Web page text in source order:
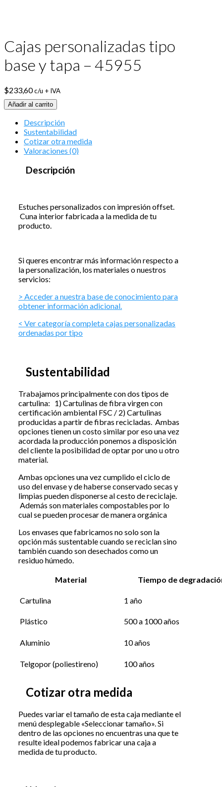
Cajas personalizadas tipo
base y tapa – 45955
$233,60c/u + IVA
Añadir al carrito
Descripción
Sustentabilidad
Cotizar otra medida
Valoraciones (0)
Descripción
Estuches personalizados con impresión offset.
Cuna interior fabricada a la medida de tu
producto.
Si queres encontrar más información respecto a
la personalización, los materiales o nuestros
servicios:
> Acceder a nuestra base de conocimiento para
obtener información adicional.
< Ver categoría completa cajas personalizadas
ordenadas por tipo
Sustentabilidad
Trabajamos principalmente con dos tipos de
cartulina: 1) Cartulinas de fibra virgen con
certificación ambiental FSC / 2) Cartulinas
producidas a partir de fibras recicladas. Ambas
opciones tienen un costo similar por eso una vez
acordada la producción ponemos a disposición
del cliente la posibilidad de optar por uno u otro
material.
Ambas opciones una vez cumplido el ciclo de
uso del envase y de haberse conservado secas y
limpias pueden disponerse al cesto de reciclaje.
Además son materiales compostables por lo
cual se pueden procesar de manera orgánica
Los envases que fabricamos no solo son la
opción más sustentable cuando se reciclan sino
también cuando son desechados como un
residuo húmedo.
Material Tiempo de
Cartulina 1 año
Plástico 500 a 1000 años
Aluminio 10 años
Telgopor (poliestireno) 100 años
Cotizar otra medida
Puedes variar el tamaño de esta caja mediante el
menú desplegable «Seleccionar tamaño». Si
dentro de las opciones no encuentras una que te
resulte ideal podemos fabricar una caja a
medida de tu producto.